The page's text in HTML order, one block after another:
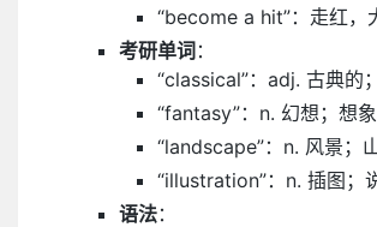
“become a hit”：走红，
考研单词 ：
“classical”：adj. 古典的
“fantasy”：n. 幻想；想象
“landscape”：n. 风景；
“illustration”：n. 插图；
语法：